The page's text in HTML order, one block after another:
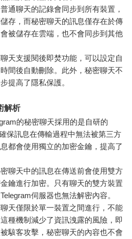
普通聊天的記錄會同步到所有裝置，
存，而秘密聊天的訊息僅存在於傳
被儲存在雲端，也不會同步到其他
天支援閱後即焚功能，可以設定自
間後自動刪除。此外，秘密聊天不
提高了隱私保護。
解析
的秘密聊天採用的是自研的
保訊息在傳輸過程中無法被第三方
都會使用獨立的加密金鑰，提高了
密聊天中的訊息在傳送前會使用雙方
鑰進行加密。只有聊天的雙方裝置
伺服器也無法解密內容。
聊天僅限於單一裝置之間進行，不能
種機制減少了資訊洩露的風險，即
駭客攻擊，秘密聊天的內容也不會